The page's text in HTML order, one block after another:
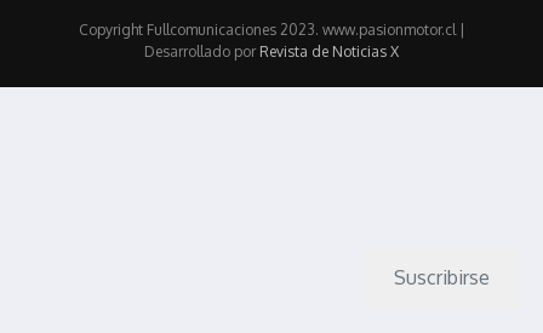
Copyright Fullcomunicaciones 2023. www.pasionmotor.cl |
Desarrollado por Revista de Noticias X
Suscribirse